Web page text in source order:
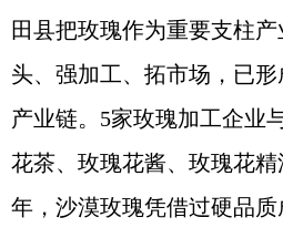
田县把玫瑰作为重要支柱
头、强加工、拓市场，已
产业链。5家玫瑰加工企业
花茶、玫瑰花酱、玫瑰花
年，沙漠玫瑰凭借过硬品